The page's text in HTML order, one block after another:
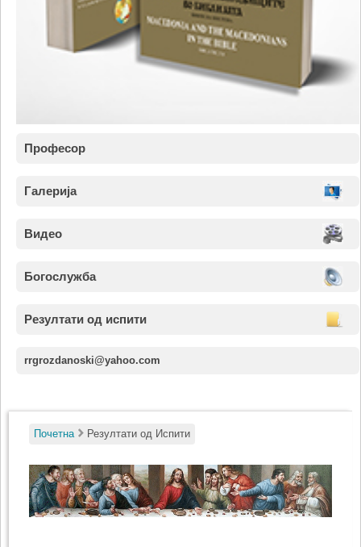
Професор
Галерија
Видео
Богослужба
Резултати од испити
rrgrozdanoski@yahoo.com
Почетна Резултати од Испити